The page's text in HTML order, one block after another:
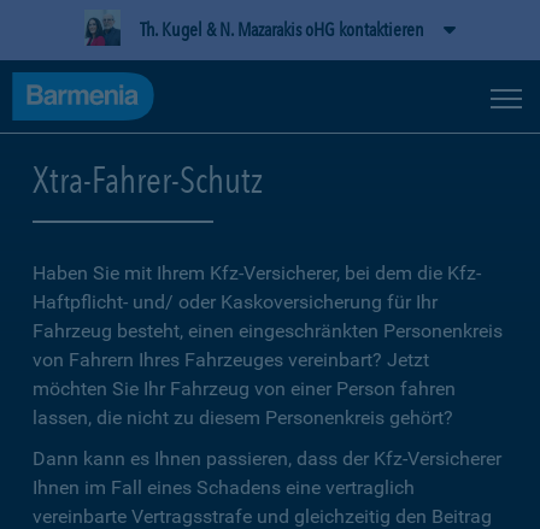
Th. Kugel & N. Mazarakis oHG kontaktieren
Xtra-Fahrer-Schutz
Haben Sie mit Ihrem Kfz-Versicherer, bei dem die Kfz-
Haftpflicht- und/ oder Kaskoversicherung für Ihr
Fahrzeug besteht, einen eingeschränkten Personenkreis
von Fahrern Ihres Fahrzeuges vereinbart? Jetzt
möchten Sie Ihr Fahrzeug von einer Person fahren
lassen, die nicht zu diesem Personenkreis gehört?
Dann kann es Ihnen passieren, dass der Kfz-Versicherer
Ihnen im Fall eines Schadens eine vertraglich
vereinbarte Vertragsstrafe und gleichzeitig den Beitrag